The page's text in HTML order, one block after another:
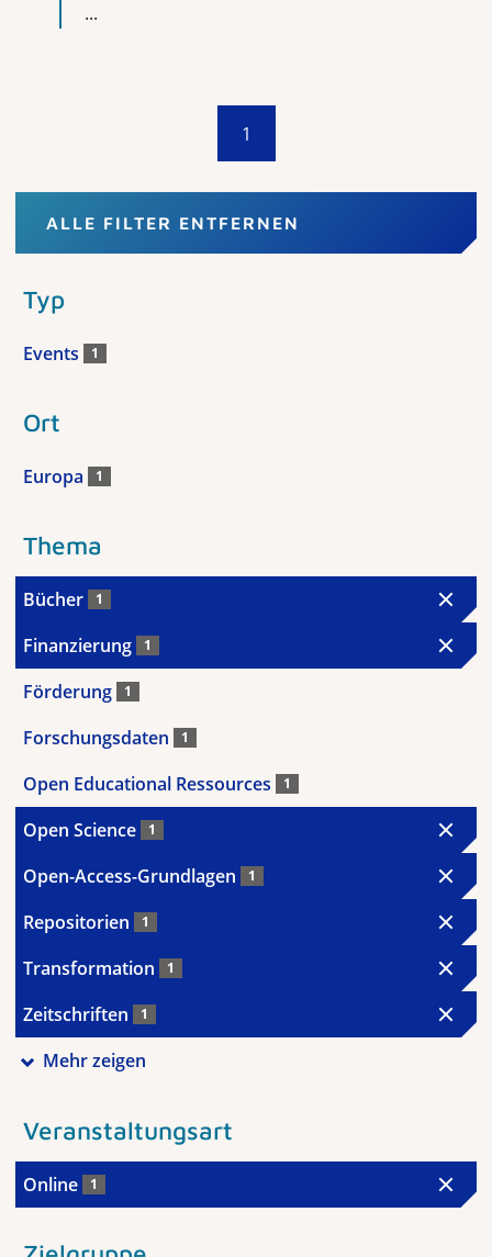
...
1
ALLE FILTER ENTFERNEN
Typ
Events 1
Ort
Europa 1
Thema
Bücher 1
Finanzierung 1
Förderung 1
Forschungsdaten 1
Open Educational Ressources 1
Open Science 1
Open-Access-Grundlagen 1
Repositorien 1
Transformation 1
Zeitschriften 1
Mehr zeigen
Veranstaltungsart
Online 1